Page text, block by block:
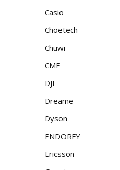
Casio
Choetech
Chuwi
CMF
DJI
Dreame
Dyson
ENDORFY
Ericsson